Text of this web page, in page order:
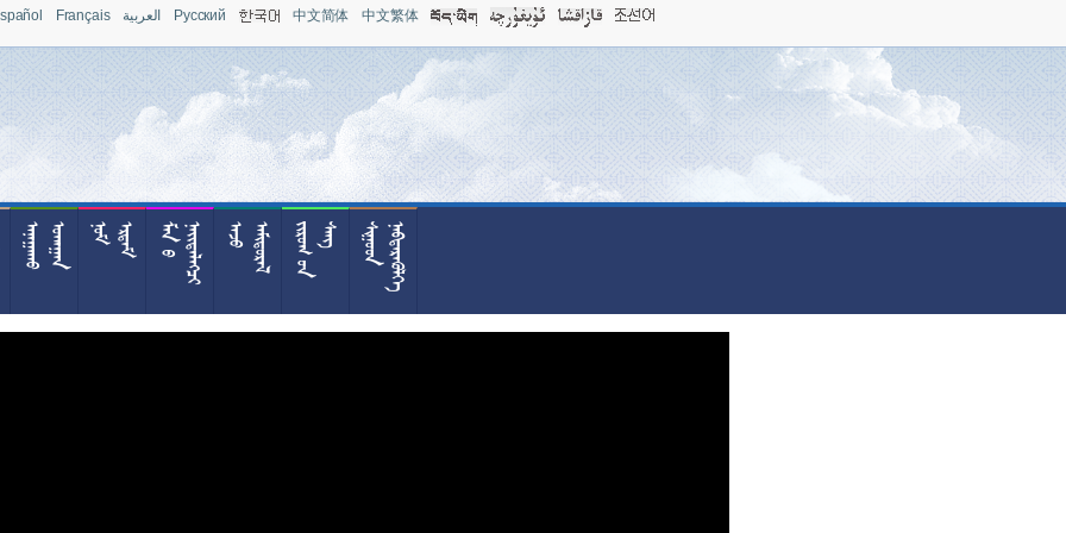
Français العربية Pусский 中文简体 中文繁体











  





  












 








  







 














